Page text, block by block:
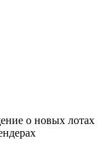
о новых лотах